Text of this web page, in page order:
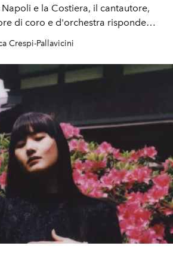
e la Costiera, il cantautore,
di coro e d'orchestra risponde
Crespi-Pallavicini